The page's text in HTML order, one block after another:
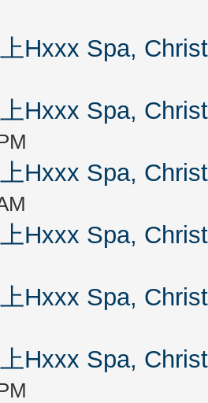
Hxxx Spa,
Hxxx Spa,
Hxxx Spa,
Hxxx Spa,
Hxxx Spa,
Hxxx Spa,